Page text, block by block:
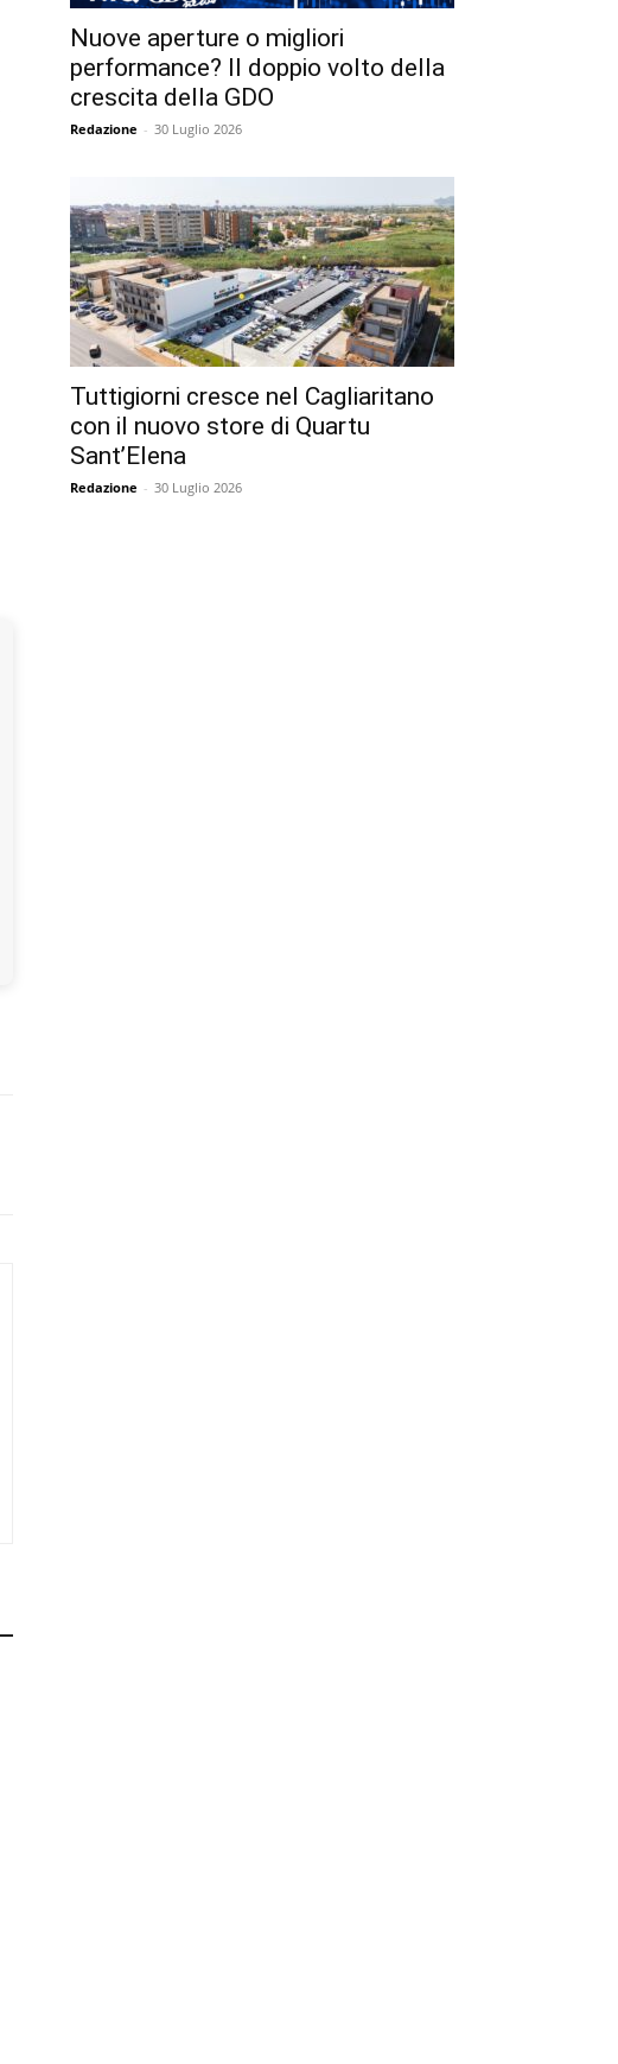
Nuove aperture o migliori
performance? Il doppio volto della
crescita della GDO
Redazione - 30 Luglio 2026
Tuttigiorni cresce nel Cagliaritano
con il nuovo store di Quartu
Sant’Elena
Redazione - 30 Luglio 2026